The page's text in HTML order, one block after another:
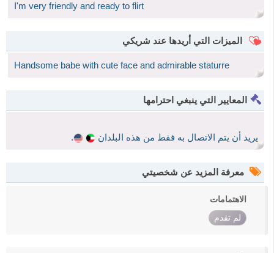
I'm very friendly and ready to flirt
الميزات التي أريدها عند شريكي
Handsome babe with cute face and admirable staturre
المعايير التي ينبغي احترامها
يريد أن يتم الاتصال به فقط من هذه البلدان .
معرفة المزيد عن شخصيتي
الاهتمامات
لم تقدم